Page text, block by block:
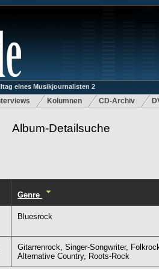
eines Musikjournalisten 2
Kolumnen CD-Archiv
Album-Detailsuche
Genre
Bluesrock
Gitarrenrock, Singer-Songwriter,
Alternative Country, Roots-Rock